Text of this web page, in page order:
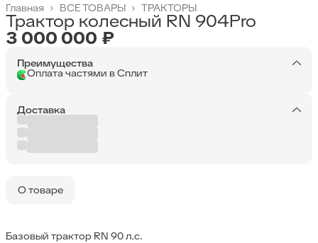
ТРАКТОРЫ
ВСЕ ТОВАРЫ ›
Главная ›
Трактор колесный RN 904Pro
3 000 000 ₽
Преимущества
Оплата частями в Сплит
Доставка
О товаре
Базовый трактор RN 90 л.с.